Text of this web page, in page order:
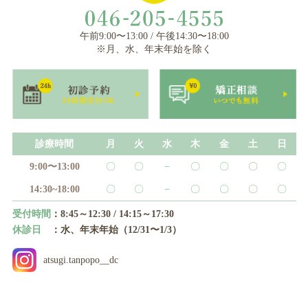
午前9:00〜13:00 / 午後14:30〜18:00
※月、水、年末年始を除く
診療時間 月 火 水 木 金 土 日
9:00〜13:00 〇 〇 − 〇 〇 〇 〇
14:30~18:00 〇 〇 − 〇 〇 〇 〇
受付時間 ：8:45～12:30 / 14:15～17:30
休診日
：水、年末年始（12/31〜1/3）
atsugi.tanpopo__dc